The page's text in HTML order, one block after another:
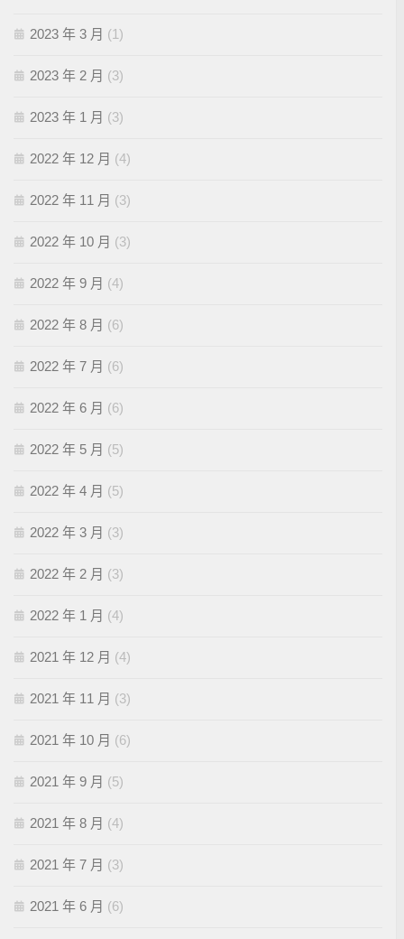
2023 年 3 月 (1)
2023 年 2 月 (3)
2023 年 1 月 (3)
2022 年 12 月 (4)
2022 年 11 月 (3)
2022 年 10 月 (3)
2022 年 9 月 (4)
2022 年 8 月 (6)
2022 年 7 月 (6)
2022 年 6 月 (6)
2022 年 5 月 (5)
2022 年 4 月 (5)
2022 年 3 月 (3)
2022 年 2 月 (3)
2022 年 1 月 (4)
2021 年 12 月 (4)
2021 年 11 月 (3)
2021 年 10 月 (6)
2021 年 9 月 (5)
2021 年 8 月 (4)
2021 年 7 月 (3)
2021 年 6 月 (6)